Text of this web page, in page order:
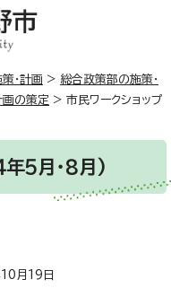
・計画 > 総合政策部の施策・
画の策定 > 市民ワークショップ
年5月・8月)
月19日